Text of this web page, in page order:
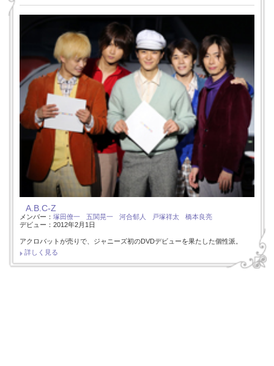
A.B.C-Z
メンバー： 塚田僚一 五関晃一 河合郁人 戸塚祥太
橋本良亮
デビュー：2012年2月1日
アクロバットが売りで、ジャニーズ初のDVDデビューを果たした個性派。
詳しく見る